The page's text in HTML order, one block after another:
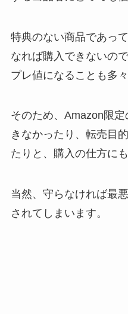
特典のない商品であっ
なれば購入できないの
プレ値になることも多々
そのため、Amazon限
きなかったり、転売目
たりと、購入の仕方に
当然、守らなければ最
されてしまいます。